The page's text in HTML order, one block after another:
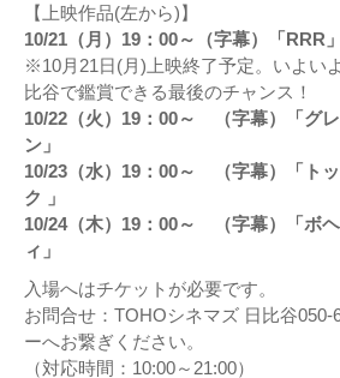
【上映作品(左から)】
10/21（月）19：00～（字幕）「RRR」
※10月21日(月)上映終了予定。いよい
比谷で鑑賞できる最後のチャンス！
10/22（火）19：00～ （字幕）「グ
ン」
10/23（水）19：00～ （字幕）「ト
ク 」
10/24（木）19：00～ （字幕）「ボ
ィ」
入場へはチケットが必要です。
お問合せ：TOHOシネマズ 日比谷050-
ーへお繋ぎください。
（対応時間：10:00～21:00）